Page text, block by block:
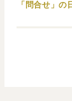
「問合せ」